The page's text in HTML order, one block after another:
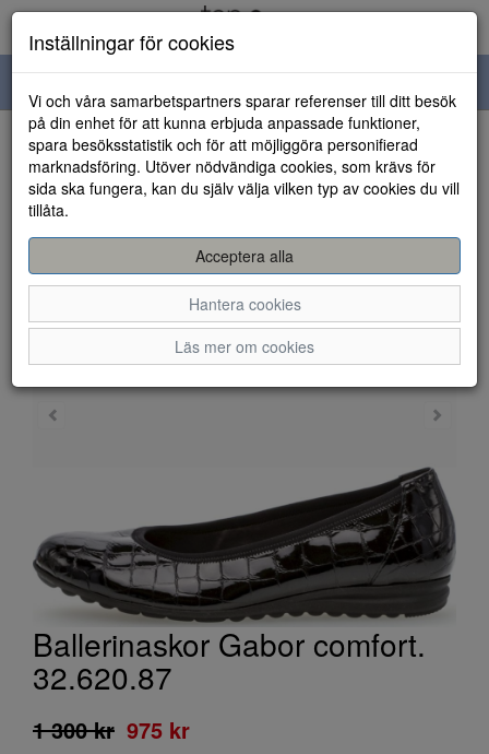
navigation
HEM
Ballerinaskor Gabor comfort.
32.620.87
1 300 kr 975 kr
Inställningar för cookies
Vi och våra samarbetspartners sparar referenser till ditt besök
på din enhet för att kunna erbjuda anpassade funktioner,
spara besöksstatistik och för att möjliggöra personifierad
marknadsföring. Utöver nödvändiga cookies, som krävs för
sida ska fungera, kan du själv välja vilken typ av cookies du vill
tillåta.
Acceptera alla
Hantera cookies
Läs mer om cookies